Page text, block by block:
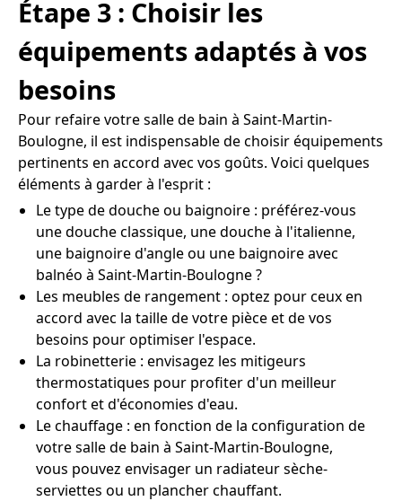
Étape 3 : Choisir les
équipements adaptés à vos
besoins
Pour refaire votre salle de bain à Saint-Martin-
Boulogne, il est indispensable de choisir équipements
pertinents en accord avec vos goûts. Voici quelques
éléments à garder à l'esprit :
Le type de douche ou baignoire : préférez-vous
une douche classique, une douche à l'italienne,
une baignoire d'angle ou une baignoire avec
balnéo à Saint-Martin-Boulogne ?
Les meubles de rangement : optez pour ceux en
accord avec la taille de votre pièce et de vos
besoins pour optimiser l'espace.
La robinetterie : envisagez les mitigeurs
thermostatiques pour profiter d'un meilleur
confort et d'économies d'eau.
Le chauffage : en fonction de la configuration de
votre salle de bain à Saint-Martin-Boulogne,
vous pouvez envisager un radiateur sèche-
serviettes ou un plancher chauffant.